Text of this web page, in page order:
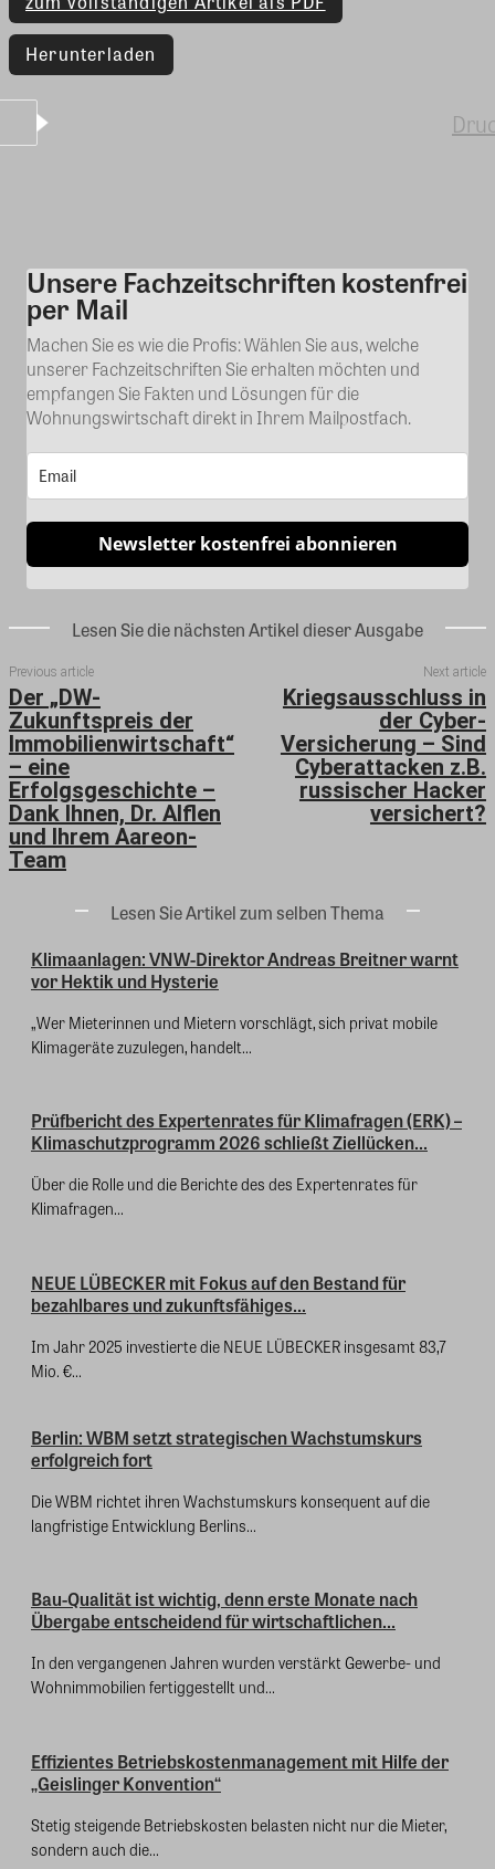
Herunterladen
Kommentar
Unsere Fachzeitschriften kostenfrei
per Mail
Machen Sie es wie die Profis: Wählen Sie aus, welche
unserer Fachzeitschriften Sie erhalten möchten und
empfangen Sie Fakten und Lösungen für die
Wohnungswirtschaft direkt in Ihrem Mailpostfach.
Newsletter kostenfrei abonnieren
Lesen Sie die nächsten Artikel dieser Ausgabe
Previous article
Der „DW-
Zukunftspreis der
Immobilienwirtschaft“
– eine
Erfolgsgeschichte –
Dank Ihnen, Dr. Alflen
und Ihrem Aareon-
Team
Next article
Kriegsausschluss in
der Cyber-
Versicherung – Sind
Cyberattacken z.B.
russischer Hacker
versichert?
Lesen Sie Artikel zum selben Thema
Klimaanlagen: VNW-Direktor Andreas Breitner warnt
vor Hektik und Hysterie
„Wer Mieterinnen und Mietern vorschlägt, sich privat mobile
Klimageräte zuzulegen, handelt...
Prüfbericht des Expertenrates für Klimafragen (ERK) –
Klimaschutzprogramm 2026 schließt Ziellücken...
Über die Rolle und die Berichte des des Expertenrates für
Klimafragen...
NEUE LÜBECKER mit Fokus auf den Bestand für
bezahlbares und zukunftsfähiges...
Im Jahr 2025 investierte die NEUE LÜBECKER insgesamt 83,7
Mio. €...
Berlin: WBM setzt strategischen Wachstumskurs
erfolgreich fort
Die WBM richtet ihren Wachstumskurs konsequent auf die
langfristige Entwicklung Berlins...
Bau-Qualität ist wichtig, denn erste Monate nach
Übergabe entscheidend für wirtschaftlichen...
In den vergangenen Jahren wurden verstärkt Gewerbe- und
Wohnimmobilien fertiggestellt und...
Effizientes Betriebskostenmanagement mit Hilfe der
„Geislinger Konvention“
Stetig steigende Betriebskosten belasten nicht nur die Mieter,
sondern auch die...